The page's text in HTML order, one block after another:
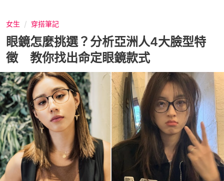
女生 穿搭筆記
眼鏡怎麼挑選？分析亞洲人4大臉型特
徵 教你找出命定眼鏡款式